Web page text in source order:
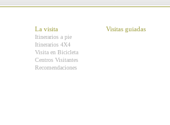
La visita
Itinerarios a pie
Itinerarios 4X4
Visita en Bicicleta
Centros Visitantes
Recomendaciones
Visitas guiadas